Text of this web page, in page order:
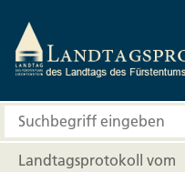
Landtagsprotokoll vom